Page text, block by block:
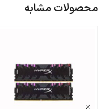
محصولات مشابه